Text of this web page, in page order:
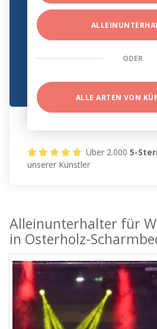
ODER
ALLE ARTEN VON
Über 2.0005-
unserer Künstler
Alleinunterhalter für
in Osterholz-